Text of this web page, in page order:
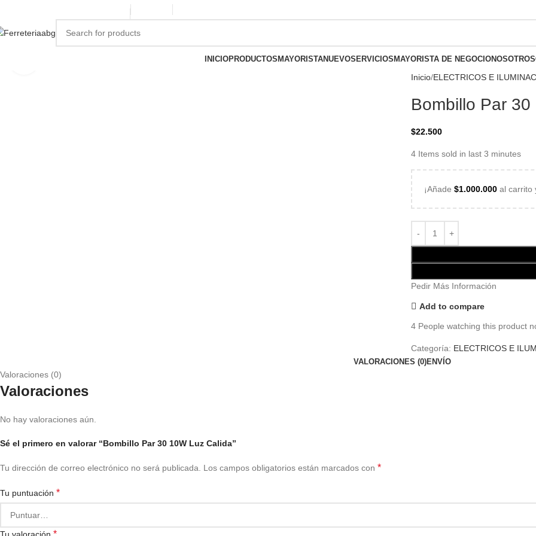
INICIOPRODUCTOSMAYORISTANUEVOSERVICIOSMAYORISTA DE NEGOCIONOSOTROS
Inicio ELECTRICOS E
Bombillo Par
$22.500
4 Items sold in last 3 minutes
¡Añade $1.000.000 al carrito
Pedir Más Información
Add to compare
4 People watching this product
Categoría: ELECTRICOS E
VALORACIONES (0)ENVÍO
Valoraciones (0)
Valoraciones
No hay valoraciones aún.
Sé el primero en valorar “Bombillo Par 30 10W Luz Calida”
Tu dirección de correo electrónico no será publicada. Los campos obligatorios están marcados con *
Tu puntuación *
*